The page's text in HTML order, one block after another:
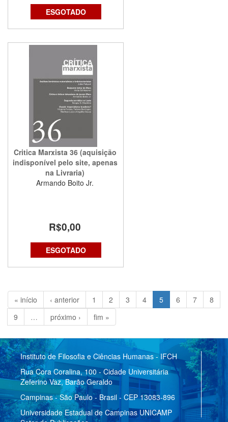
ESGOTADO
Critica Marxista 36 (aquisição
indisponível pelo site, apenas
na Livraria)
Armando Boito Jr.
R$0,00
ESGOTADO
« início ‹ anterior 1 2 3 4 5 6 7
8
9
… próximo › fim »
Instituto de Filosofia e Ciências Humanas - IFCH
Rua Cora Coralina, 100 - Cidade Universitária
Zeferino Vaz, Barão Geraldo
Campinas - São Paulo - Brasil - CEP 13083-896
Universidade Estadual de Campinas UNICAMP